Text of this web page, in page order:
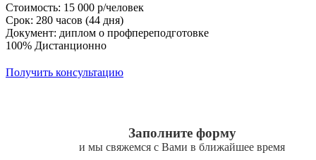
Стоимость: 15 000 р/человек
Срок: 280 часов (44 дня)
Документ: диплом о профпереподготовке
100% Дистанционно
Получить консультацию
Заполните форму
и мы свяжемся с Вами в ближайшее время